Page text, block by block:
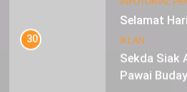
Selamat
IKLAN
30
Pawai
79